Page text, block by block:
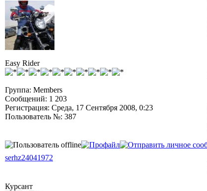
Easy Rider
Группа: Members
Сообщений: 1 203
Регистрация: Среда, 17 Сентября 2008, 0:23
Пользователь №: 387
serhz24041972
Курсант